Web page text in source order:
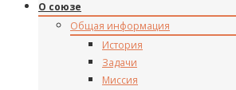
О союзе
Общая информация
История
Задачи
Миссия